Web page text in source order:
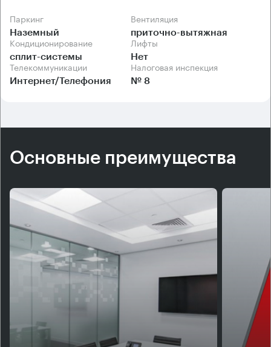
Паркинг
Наземный
Вентиляция
приточно-вытяжная
Кондиционирование
сплит-системы
Лифты
Нет
Телекоммуникации
Интернет/Телефония
Налоговая инспекция
№ 8
Основные преимущества